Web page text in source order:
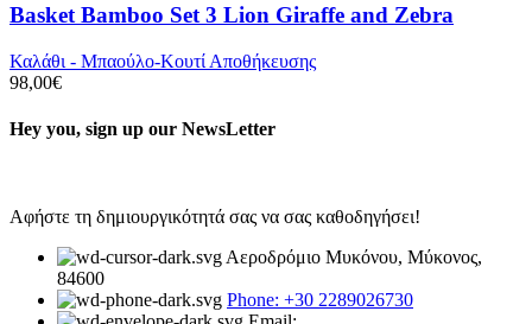
Basket Bamboo Set 3 Lion Giraffe and Zebra
Καλάθι - Μπαούλο-Κουτί Αποθήκευσης
98,00€
Hey you, sign up our NewsLetter
Αφήστε τη δημιουργικότητά σας να σας καθοδηγήσει!
Αεροδρόμιο Μυκόνου, Μύκονος,
84600
Phone: +30 2289026730